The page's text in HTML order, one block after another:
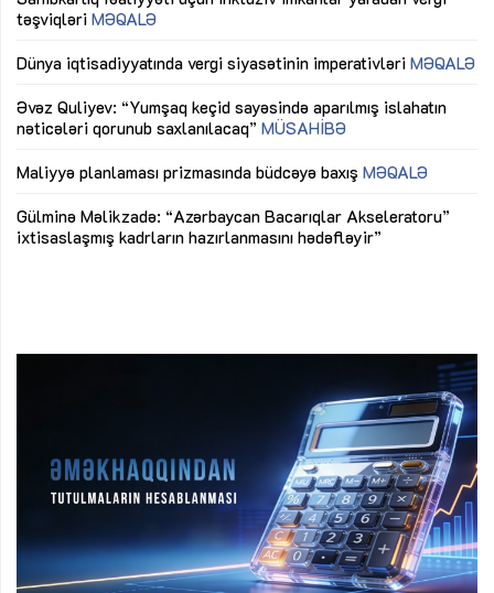
təşviqləri MƏQALƏ
Dünya iqtisadiyyatında vergi siyasətinin imperativləri MƏQALƏ
Əvəz Quliyev: “Yumşaq keçid sayəsində aparılmış islahatın
nəticələri qorunub saxlanılacaq” MÜSAHİBƏ
Maliyyə planlaması prizmasında büdcəyə baxış MƏQALƏ
Gülminə Məlikzadə: “Azərbaycan Bacarıqlar Akseleratoru”
ixtisaslaşmış kadrların hazırlanmasını hədəfləyir”